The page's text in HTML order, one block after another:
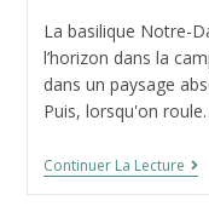
la
publication :
La basilique Notre-
l’horizon dans la
dans un paysage
Puis, lorsqu'on
Continuer La Lecture